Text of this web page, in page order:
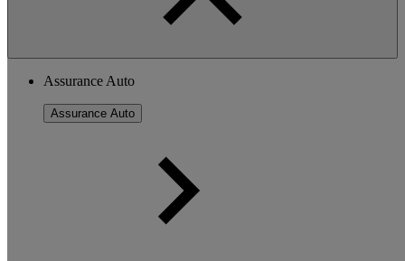
Assurance Auto
Assurance Auto